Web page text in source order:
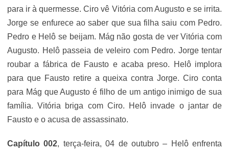
para ir à quermesse. Ciro vê Vitória com Augusto e se irrita.
Jorge se enfurece ao saber que sua filha saiu com Pedro.
Pedro e Helô se beijam. Mág não gosta de ver Vitória com
Augusto. Helô passeia de veleiro com Pedro. Jorge tentar
roubar a fábrica de Fausto e acaba preso. Helô implora
para que Fausto retire a queixa contra Jorge. Ciro conta
para Mág que Augusto é filho de um antigo inimigo de sua
família. Vitória briga com Ciro. Helô invade o jantar de
Fausto e o acusa de assassinato.
Capítulo 002, terça-feira, 04 de outubro – Helô enfrenta